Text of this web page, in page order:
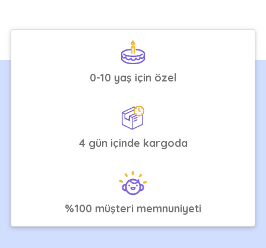
0-10 yaş için özel
4 gün içinde kargoda
%100 müşteri memnuniyeti